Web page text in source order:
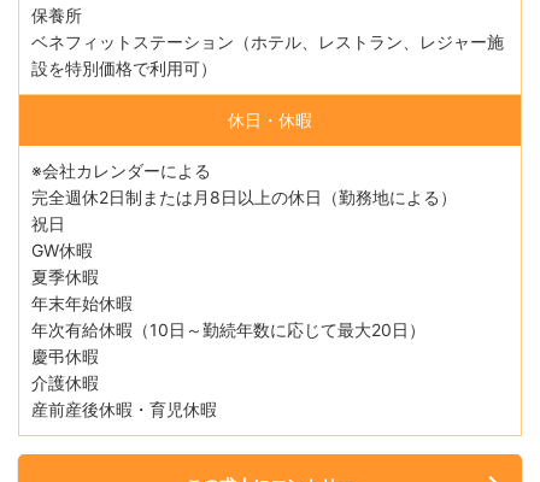
保養所
ベネフィットステーション（ホテル、レストラン、レジャー施
設を特別価格で利用可）
休日・休暇
※会社カレンダーによる
完全週休2日制または月8日以上の休日（勤務地による）
祝日
GW休暇
夏季休暇
年末年始休暇
年次有給休暇（10日～勤続年数に応じて最大20日）
慶弔休暇
介護休暇
産前産後休暇・育児休暇